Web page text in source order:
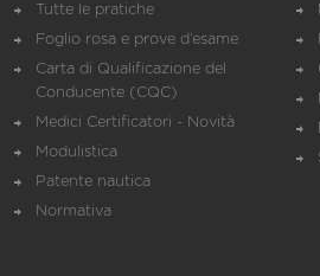
Tutte le pratiche
Foglio rosa e prove d’esame
Carta di Qualificazione del
Conducente (CQC)
Medici Certificatori - Novità
Modulistica
Patente nautica
Normativa